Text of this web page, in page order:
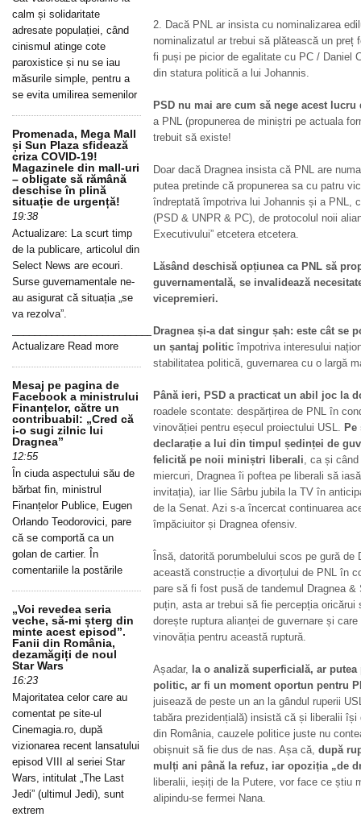
2. Dacă PNL ar insista cu nominalizarea
nominalizatul ar trebui să plătească un preț
fi puși pe picior de egalitate cu PC / Daniel
din statura politică a lui Johannis.
PSD nu mai are cum să nege acest lucru
a PNL (propunerea de miniștri pe actuala
trebuit să existe!
Doar dacă Dragnea insista că PNL are
putea pretinde că propunerea sa cu patru
îndreptată împotriva lui Johannis și a PNL,
(PSD & UNPR & PC), de protocolul noii
Executivului” etcetera etcetera.
Lăsând deschisă opțiunea ca PNL să
guvernamentală, se invalidează
vicepremieri.
Dragnea și-a dat singur șah: este cât se
un șantaj politic împotriva interesului
stabilitatea politică, guvernarea cu o largă
Până ieri, PSD a practicat un abil joc la
roadele scontate: despărțirea de PNL în
vinovăției pentru eșecul proiectului USL.
declarație a lui din timpul ședinței de
felicită pe noii miniștri liberali, ca și
miercuri, Dragnea îi poftea pe liberali să
invitația), iar Ilie Sârbu jubila la TV în
de la Senat. Azi s-a încercat continuarea
împăciuitor și Dragnea ofensiv.
Însă, datorită porumbelului scos pe gură
această construcție a divorțului de PNL în
pare să fi fost pusă de tandemul Dragnea
puțin, asta ar trebui să fie percepția
dorește ruptura alianței de guvernare și
vinovăția pentru această ruptură.
Așadar, la o analiză superficială, ar
politic, ar fi un moment oportun pentru
juisează de peste un an la gândul ruperii
tabăra prezidențială) insistă că și liberalii
din România, cauzele politice juste nu
obișnuit să fie dus de nas. Așa că, după
mulți ani până la refuz, iar opoziția „de
liberalii, ieșiți de la Putere, vor face ce știu
alipindu-se fermei Nana.
calm și solidaritate
adresate populației, când
cinismul atinge cote
paroxistice și nu se iau
măsurile simple, pentru a
se evita umilirea semenilor
Promenada, Mega Mall
și Sun Plaza sfidează
criza COVID-19!
Magazinele din mall-uri
– obligate să rămână
deschise în plină
situație de urgență!
19:38
Actualizare: La scurt timp
de la publicare, articolul din
Select News are ecouri.
Surse guvernamentale ne-
au asigurat că situația „se
va rezolva”.
Actualizare Read more
Mesaj pe pagina de
Facebook a ministrului
Finanțelor, către un
contribuabil: „Cred că
i-o sugi zilnic lui
Dragnea”
12:55
În ciuda aspectului său de
bărbat fin, ministrul
Finanțelor Publice, Eugen
Orlando Teodorovici, pare
că se comportă ca un
golan de cartier. În
comentariile la postările
„Voi revedea seria
veche, să-mi șterg din
minte acest episod”.
Fanii din România,
dezamăgiți de noul
Star Wars
16:23
Majoritatea celor care au
comentat pe site-ul
Cinemagia.ro, după
vizionarea recent lansatului
episod VIII al seriei Star
Wars, intitulat „The Last
Jedi” (ultimul Jedi), sunt
extrem